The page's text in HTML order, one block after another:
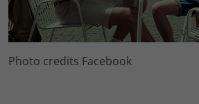
Photo credits Facebook